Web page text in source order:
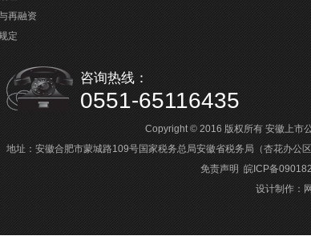
再融资
定
咨询热线：
0551-65116435
Copyright © 2016 版权所有 安徽上市
地址：安徽合肥市蒙城路109号国家税务总局安徽省税务局（杏花办公
免责声明 皖ICP备
设计制作：